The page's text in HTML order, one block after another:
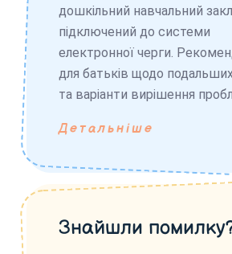
дошкільний навчальний
підключений до системи
електронної черги.
для батьків щодо
та варіанти вирішення
Детальніше
Знайшли